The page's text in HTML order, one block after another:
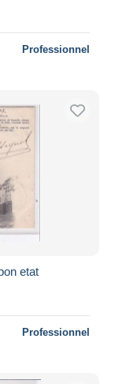
Professionnel
etat
Professionnel